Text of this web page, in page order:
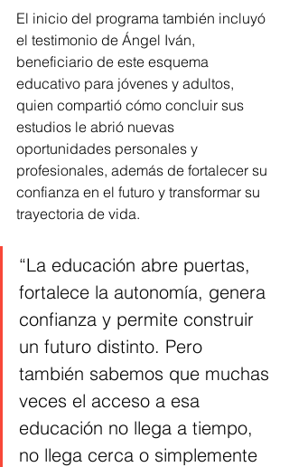
El inicio del programa también incluyó
el testimonio de Ángel Iván,
beneficiario de este esquema
educativo para jóvenes y adultos,
quien compartió cómo concluir sus
estudios le abrió nuevas
oportunidades personales y
profesionales, además de fortalecer su
confianza en el futuro y transformar su
trayectoria de vida.
“La educación abre puertas,
fortalece la autonomía, genera
confianza y permite construir
un futuro distinto. Pero
también sabemos que muchas
veces el acceso a esa
educación no llega a tiempo,
no llega cerca o simplemente